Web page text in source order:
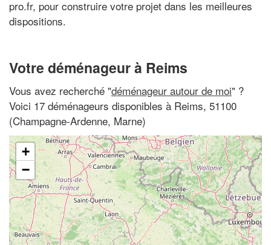
pro.fr, pour construire votre projet dans les meilleures
dispositions.
Votre déménageur à Reims
Vous avez recherché "déménageur autour de moi" ?
Voici 17 déménageurs disponibles à Reims, 51100
(Champagne-Ardenne, Marne)
+
−